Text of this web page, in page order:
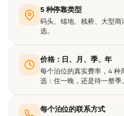
5 种停靠类型
码头、锚地、栈桥、大型
选。
价格：日、月、季、年
每个泊位的真实费率，4
选：住一晚，还是待一整季。
每个泊位的联系方式